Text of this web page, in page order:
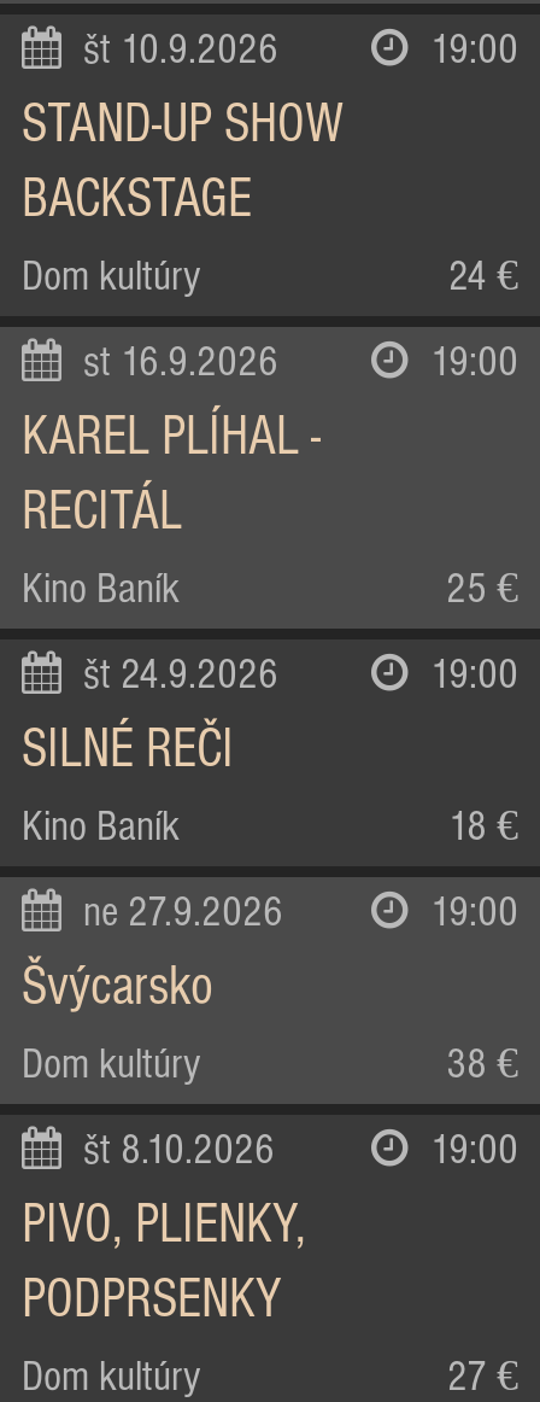
št 10.9.2026 19:00
STAND-UP SHOW
BACKSTAGE
Dom kultúry 24 €
st 16.9.2026 19:00
KAREL PLÍHAL -
RECITÁL
Kino Baník 25 €
št 24.9.2026 19:00
SILNÉ REČI
Kino Baník 18 €
ne 27.9.2026 19:00
Švýcarsko
Dom kultúry 38 €
št 8.10.2026 19:00
PIVO, PLIENKY,
PODPRSENKY
Dom kultúry 27 €